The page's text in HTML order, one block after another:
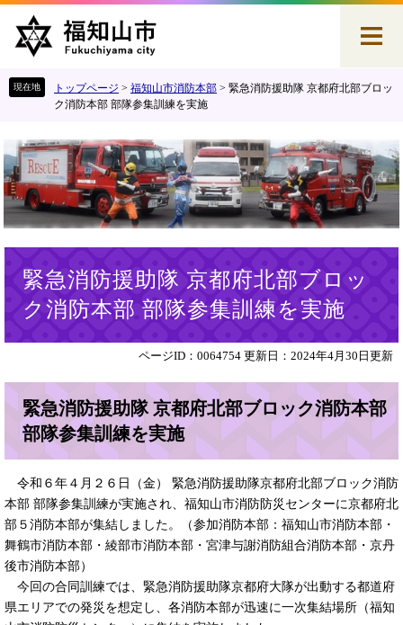
。
て
本
文
へ
トップページ > 福知山市消防本部 > 緊急消防援助隊 京都府北部ブロッ
ク消防本部 部隊参集訓練を実施
緊急消防援助隊 京都府北部ブロッ
ク消防本部 部隊参集訓練を実施
ページID：0064754 更新日：2024年4月30日更新
緊急消防援助隊 京都府北部ブロック消防本部
部隊参集訓練を実施
令和６年４月２６日（金） 緊急消防援助隊京都府北部ブロック消防
本部 部隊参集訓練が実施され、福知山市消防防災センターに京都府北
部５消防本部が集結しました。（参加消防本部：福知山市消防本部・
舞鶴市消防本部・綾部市消防本部・宮津与謝消防組合消防本部・京丹
後市消防本部）
今回の合同訓練では、緊急消防援助隊京都府大隊が出動する都道府
県エリアでの発災を想定し、各消防本部が迅速に一次集結場所（福知